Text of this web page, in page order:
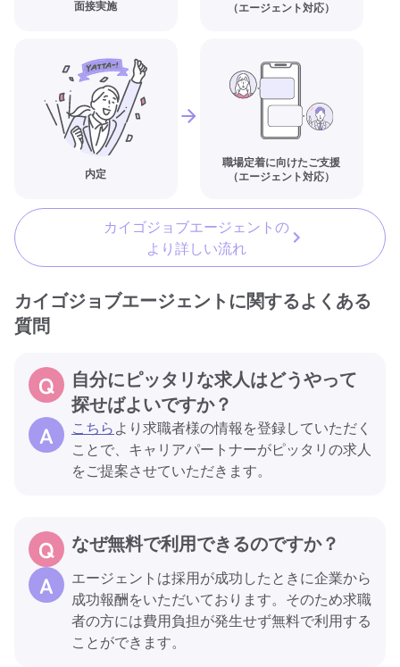
面接実施
（エージェント対応）
内定
職場定着に向けたご支援
（エージェント対応）
カイゴジョブエージェントの
より詳しい流れ
カイゴジョブエージェントに関するよくある
質問
自分にピッタリな求人はどうやって
探せばよいですか？
こちらより求職者様の情報を登録していただく
ことで、キャリアパートナーがピッタリの求人
をご提案させていただきます。
なぜ無料で利用できるのですか？
エージェントは採用が成功したときに企業から
成功報酬をいただいております。そのため求職
者の方には費用負担が発生せず無料で利用する
ことができます。